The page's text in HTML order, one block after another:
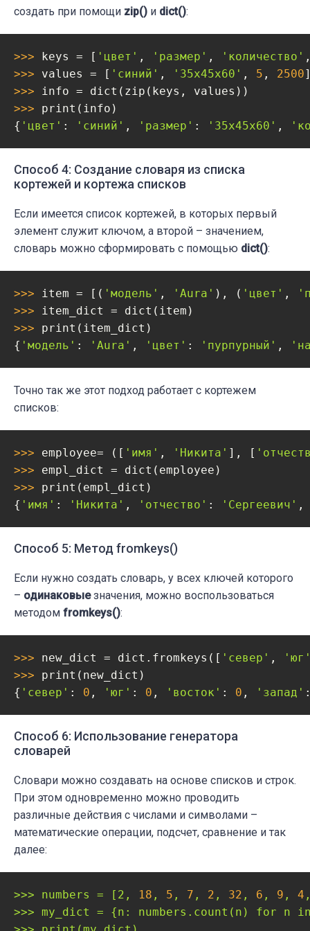
создать при помощи zip() и dict():
>>> keys = [ 'цвет' , 'размер' , 'количество'
>>> values = [ 'синий' , '35х45х60' , 5 , 2500
>>>
>>> print(info)
{ 'цвет' : 'синий' , 'размер' : '35х45х60' ,
Способ 4: Создание словаря из списка
кортежей и кортежа списков
Если имеется список кортежей, в которых первый
элемент служит ключом, а второй – значением,
словарь можно сформировать с помощью dict():
>>> item = [( 'модель' , 'Aura' ), ( 'цвет' ,
>>>
>>> print(item_dict)
{ 'модель' : 'Aura' , 'цвет' : 'пурпурный' ,
Точно так же этот подход работает с кортежeм
списков:
>>> employee= ([ 'имя' , 'Никита' ], [
>>>
>>> print(empl_dict)
{ 'имя' : 'Никита' , 'отчество' : 'Сергеевич'
Способ 5: Метод fromkeys()
Если нужно создать словарь, у всех ключей которого
– одинаковыезначения, можно воспользоваться
методом fromkeys():
>>> new_dict = dict.fromkeys([ 'север' ,
>>> print(new_dict)
{ 'север' : 0 , 'юг' : 0 , 'восток' : 0 , 'запад'
Способ 6: Использование генератора
словарей
Словари можно создавать на основе списков и строк.
При этом одновременно можно проводить
различные действия с числами и символами –
математические операции, подсчет, сравнение и так
далее:
>>> numbers = [2, 18 , 5 , 7 , 2 , 32 , 6 , 9 , 4
>>> my_dict = {n: numbers.count(n) for n